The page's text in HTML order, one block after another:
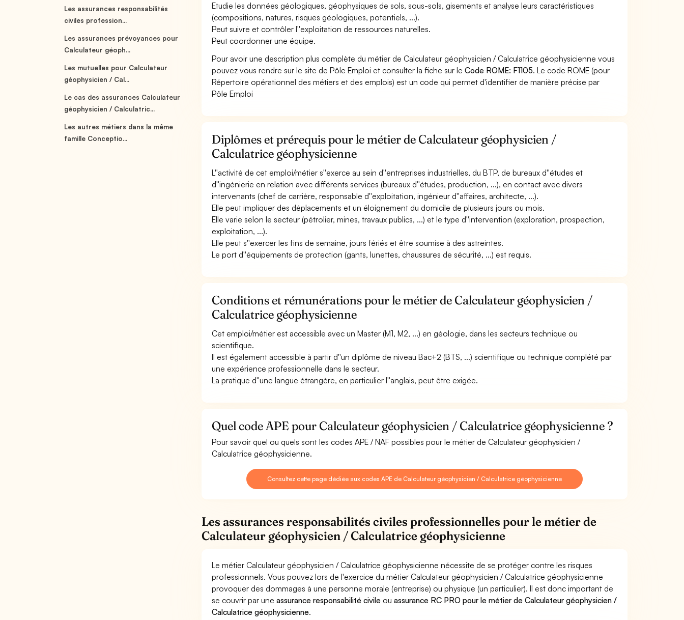
Les assurances responsabilités
civiles profession...
Les assurances prévoyances pour
Calculateur géoph...
Les mutuelles pour Calculateur
géophysicien / Cal...
Le cas des assurances Calculateur
géophysicien / Calculatric...
Les autres métiers dans la même
famille Conceptio...
Etudie les données géologiques, géophysiques de sols, sous-sols, gisements et analyse leurs caractéristiques
(compositions, natures, risques géologiques, potentiels, ...).
Peut suivre et contrôler l''exploitation de ressources naturelles.
Peut coordonner une équipe.
Pour avoir une description plus complète du métier de Calculateur géophysicien / Calculatrice géophysicienne vous
pouvez vous rendre sur le site de Pôle Emploi et consulter la fiche sur leCode ROME: F1105. Le code ROME (pour
Répertoire opérationnel des métiers et des emplois) est un code qui permet d'identifier de manière précise par
Pôle Emploi
Diplômes et prérequis pour le métier de Calculateur géophysicien /
Calculatrice géophysicienne
L''activité de cet emploi/métier s''exerce au sein d''entreprises industrielles, du BTP, de bureaux d''études et
d''ingénierie en relation avec différents services (bureaux d''études, production, ...), en contact avec divers
intervenants (chef de carrière, responsable d''exploitation, ingénieur d''affaires, architecte, ...).
Elle peut impliquer des déplacements et un éloignement du domicile de plusieurs jours ou mois.
Elle varie selon le secteur (pétrolier, mines, travaux publics, ...) et le type d''intervention (exploration, prospection,
exploitation, ...).
Elle peut s''exercer les fins de semaine, jours fériés et être soumise à des astreintes.
Le port d''équipements de protection (gants, lunettes, chaussures de sécurité, ...) est requis.
Conditions et rémunérations pour le métier de Calculateur géophysicien /
Calculatrice géophysicienne
Cet emploi/métier est accessible avec un Master (M1, M2, ...) en géologie, dans les secteurs technique ou
scientifique.
Il est également accessible à partir d''un diplôme de niveau Bac+2 (BTS, ...) scientifique ou technique complété par
une expérience professionnelle dans le secteur.
La pratique d''une langue étrangère, en particulier l''anglais, peut être exigée.
Quel code APE pour Calculateur géophysicien / Calculatrice géophysicienne ?
Pour savoir quel ou quels sont les codes APE / NAF possibles pour le métier de Calculateur géophysicien /
Calculatrice géophysicienne.
Consultez cette page dédiée aux codes APE de Calculateur géophysicien / Calculatrice géophysicienne
Les assurances responsabilités civiles professionnelles pour le métier de
Calculateur géophysicien / Calculatrice géophysicienne
Le métier Calculateur géophysicien / Calculatrice géophysicienne nécessite de se protéger contre les risques
professionnels. Vous pouvez lors de l'exercice du métier Calculateur géophysicien / Calculatrice géophysicienne
provoquer des dommages à une personne morale (entreprise) ou physique (un particulier). Il est donc important de
se couvrir par uneassurance responsabilité civile ouassurance RC PRO pour le métier de Calculateur géophysicien /
Calculatrice géophysicienne.